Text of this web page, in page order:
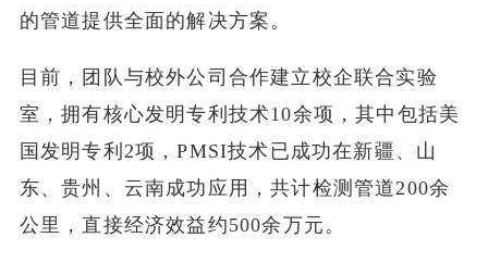
的管道提供全面的解决方案。
目前，团队与校外公司合作建立校企联合实验
室，拥有核心发明专利技术10余项，其中包括美
国发明专利2项，PMSI技术已成功在新疆、山
东、贵州、云南成功应用，共计检测管道200余
公里，直接经济效益约500余万元。